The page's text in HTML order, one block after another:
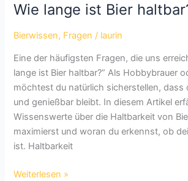
Wie lange ist Bier
Bierwissen, Fragen / laurin
Eine der häufigsten Fragen, die uns
lange ist Bier haltbar?” Als Hobbybrauer
möchtest du natürlich sicherstellen, dass
und genießbar bleibt. In diesem Artikel
Wissenswerte über die Haltbarkeit von
maximierst und woran du erkennst, ob
ist. Haltbarkeit
Wie
Weiterlesen »